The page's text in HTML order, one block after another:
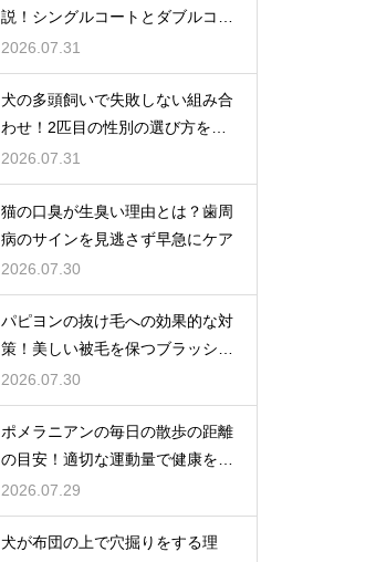
説！シングルコートとダブルコー
トの謎
2026.07.31
犬の多頭飼いで失敗しない組み合
わせ！2匹目の性別の選び方を解
説
2026.07.31
猫の口臭が生臭い理由とは？歯周
病のサインを見逃さず早急にケア
2026.07.30
パピヨンの抜け毛への効果的な対
策！美しい被毛を保つブラッシン
グ
2026.07.30
ポメラニアンの毎日の散歩の距離
の目安！適切な運動量で健康を維
持
2026.07.29
犬が布団の上で穴掘りをする理